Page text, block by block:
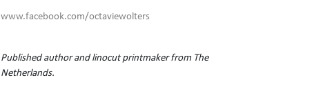
www.facebook.com/octaviewolters
Published author and linocut printmaker from The
Netherlands.